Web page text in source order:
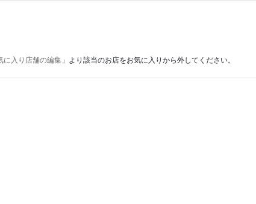
に入り店舗の編集 」より該当のお店をお気に入りから外してください。